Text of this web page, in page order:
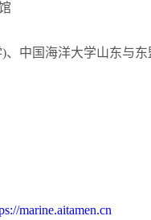
中国海洋大学山东与东
marine.aitamen.cn